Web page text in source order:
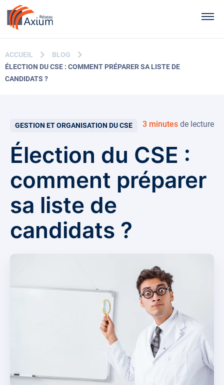
Contenu principal
ACCUEIL
BLOG
ÉLECTION DU CSE : COMMENT PRÉPARER SA LISTE DE
CANDIDATS ?
GESTION ET ORGANISATION DU CSE 3 minutes de lecture
Élection du CSE :
comment préparer
sa liste de
candidats ?